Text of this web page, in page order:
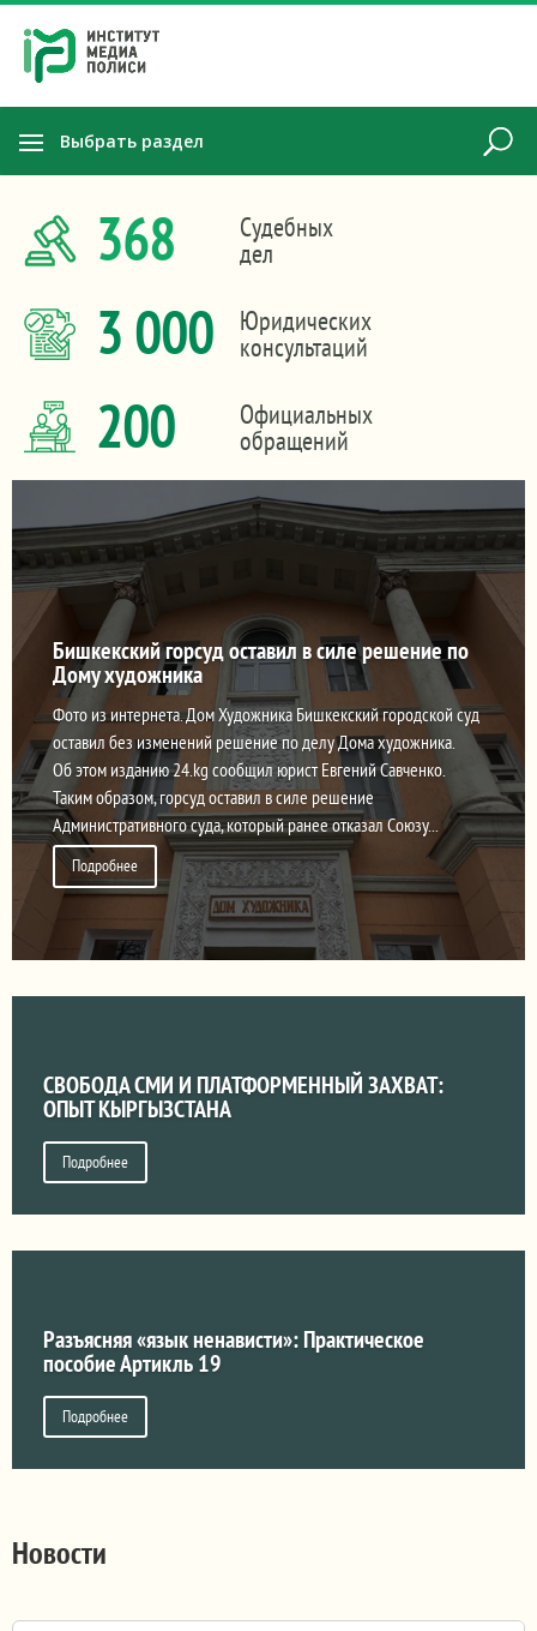
Выбрать раздел
368 Судебных
дел
3 000 Юридических
консультаций
200 Официальных
обращений
Бишкекский горсуд оставил в силе решение по
Дому художника
Фото из интернета. Дом Художника Бишкекский городской суд
оставил без изменений решение по делу Дома художника.
Об этом изданию 24.kg сообщил юрист Евгений Савченко.
Таким образом, горсуд оставил в силе решение
Административного суда, который ранее отказал Союзу...
Подробнее
СВОБОДА СМИ И ПЛАТФОРМЕННЫЙ ЗАХВАТ:
ОПЫТ КЫРГЫЗСТАНА
Подробнее
Разъясняя «язык ненависти»: Практическое
пособие Артикль 19
Подробнее
Новости